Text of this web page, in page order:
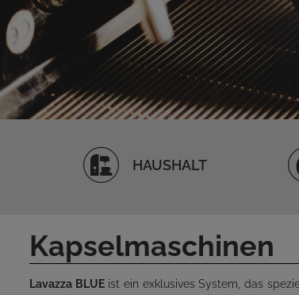
HAUSHALT
Kapselmaschinen
Lavazza BLUEist ein exklusives System, das